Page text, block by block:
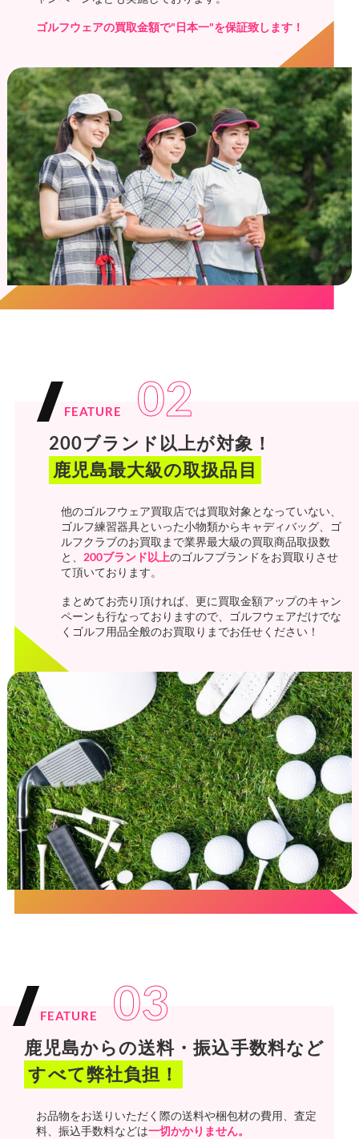
ゴルフウェアの買取金額で"日本一"を保証致します！
FEATURE 02
200ブランド以上が対象！
鹿児島最大級の取扱品目
他のゴルフウェア買取店では買取対象となっていない、
ゴルフ練習器具といった小物類からキャディバッグ、ゴ
ルフクラブのお買取まで業界最大級の買取商品取扱数
と、 200ブランド以上のゴルフブランドをお買取りさせ
て頂いております。
まとめてお売り頂ければ、更に買取金額アップのキャン
ペーンも行なっておりますので、ゴルフウェアだけでな
くゴルフ用品全般のお買取りまでお任せください！
FEATURE 03
鹿児島からの送料・振込手数料など
すべて弊社負担！
お品物をお送りいただく際の送料や梱包材の費用、査定
料、振込手数料などは一切かかりません。